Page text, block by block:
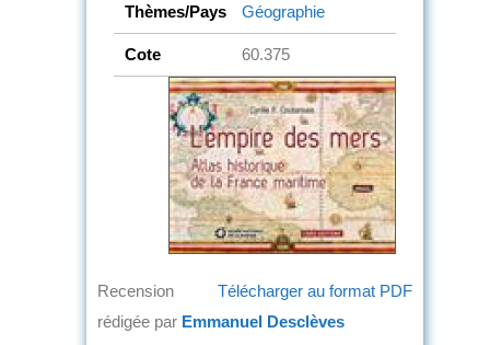
Thèmes/Pays Géographie
Cote 60.375
Télécharger au format PDF
Recension
rédigée par Emmanuel Desclèves